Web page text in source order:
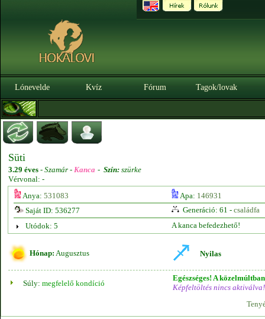
Lónevelde Kvíz Fórum Tagok/lovak
Süti
3.29 éves - Szamár - Kanca - Szín: szürke
Vérvonal: -
Anya: 531083 Apa: 146931
Saját ID: 536277
Generáció: 61 - családfa
Utódok: 5
A kanca befedezhető!
Hónap: Augusztus Nyilas
Súly: megfelelő kondíció
Egészséges! A
Képfeltöltés nincs aktiválva!